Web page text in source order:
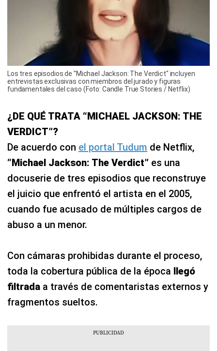
Los tres episodios de "Michael Jackson: The Verdict" incluyen
entrevistas exclusivas con miembros del jurado y figuras
fundamentales del caso (Foto: Candle True Stories / Netflix)
¿DE QUÉ TRATA “MICHAEL JACKSON: THE
VERDICT”?
De acuerdo con el portal Tudum de Netflix,
“Michael Jackson: The Verdict” es una
docuserie de tres episodios que reconstruye
el juicio que enfrentó el artista en el 2005,
cuando fue acusado de múltiples cargos de
abuso a un menor.
Con cámaras prohibidas durante el proceso,
toda la cobertura pública de la época llegó
filtrada a través de comentaristas externos y
fragmentos sueltos.